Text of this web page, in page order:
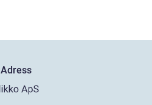
Adress